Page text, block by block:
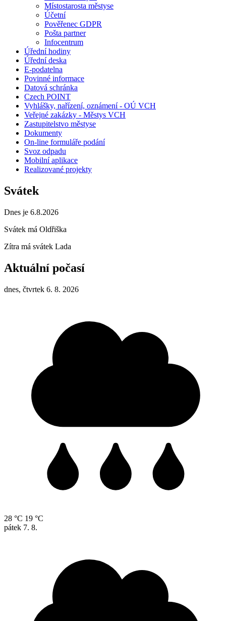
Místostarosta městyse
Účetní
Pověřenec GDPR
Pošta partner
Infocentrum
Úřední hodiny
Úřední deska
E-podatelna
Povinné informace
Datová schránka
Czech POINT
Vyhlášky, nařízení, oznámení - OÚ VCH
Veřejné zakázky - Městys VCH
Zastupitelstvo městyse
Dokumenty
On-line formuláře podání
Svoz odpadu
Mobilní aplikace
Realizované projekty
Svátek
Dnes je 6.8.2026
Svátek má Oldřiška
Zítra má svátek Lada
Aktuální počasí
dnes, čtvrtek 6. 8. 2026
28 °C 19 °C
pátek 7. 8.